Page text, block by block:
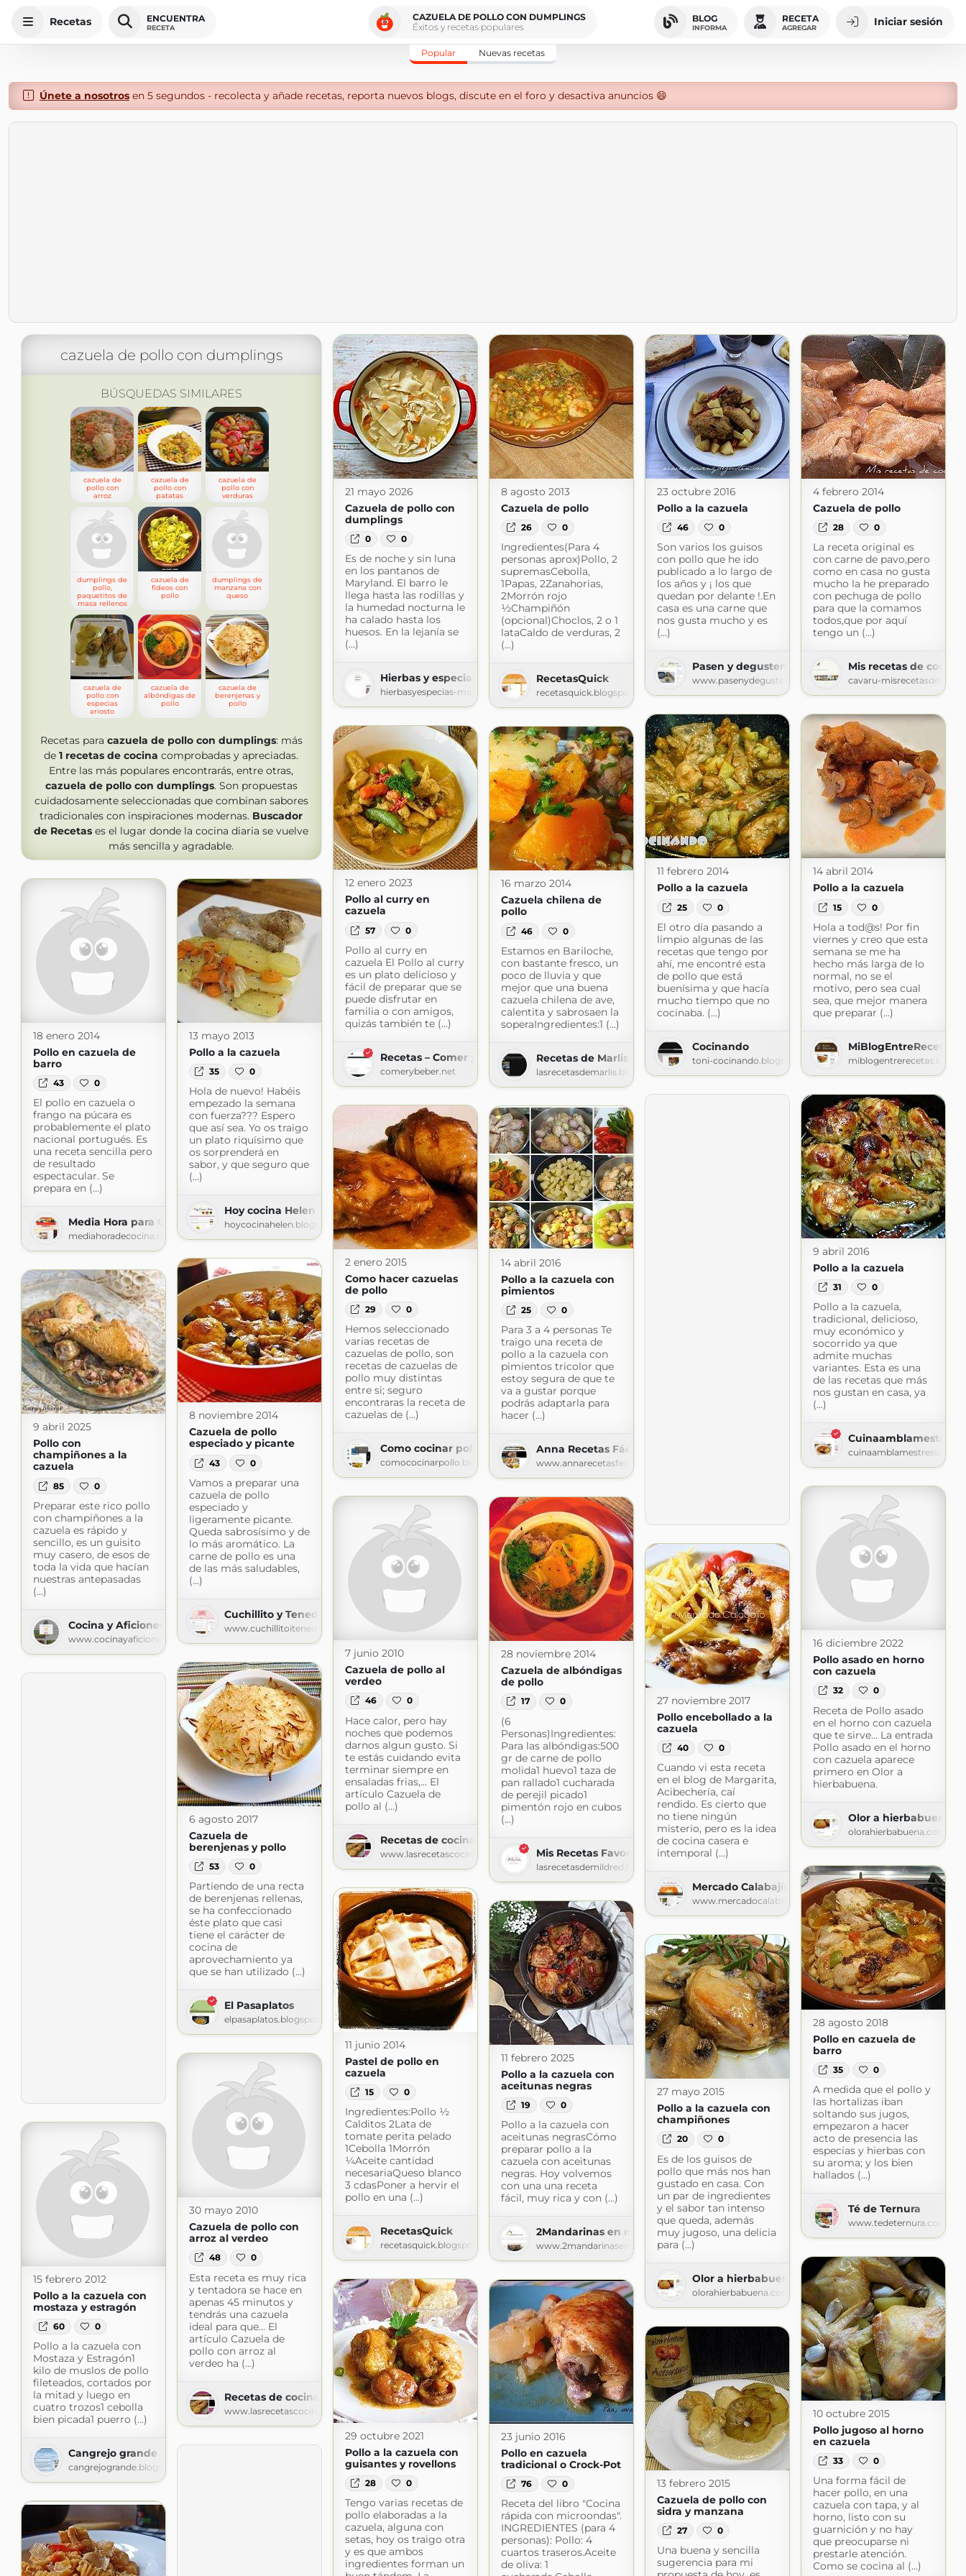
Recetas ENCUENTRA
RECETA
CAZUELA DE POLLO CON DUMPLINGS
Éxitos y recetas populares
BLOG
INFORMA
RECETA
AGREGAR Iniciar sesión
Popular Nuevas recetas
Únete a nosotrosen 5 segundos - recolecta y añade recetas, reporta nuevos blogs, discute en el foro y desactiva anuncios 😄
cazuela de pollo con dumplings
BÚSQUEDAS SIMILARES
cazuela de
pollo con
arroz
cazuela de
pollo con
patatas
cazuela de
pollo con
verduras
dumplings de
pollo,
paquetitos de
masa rellenos
cazuela de
fideos con
pollo
dumplings de
manzana con
queso
cazuela de
pollo con
especias
ariosto
cazuela de
albóndigas de
pollo
cazuela de
berenjenas y
pollo
Recetas para cazuela de pollo con dumplings: más
de 1 recetas de cocina comprobadas y apreciadas.
Entre las más populares encontrarás, entre otras,
cazuela de pollo con dumplings. Son propuestas
cuidadosamente seleccionadas que combinan sabores
tradicionales con inspiraciones modernas. Buscador
de Recetas es el lugar donde la cocina diaria se vuelve
más sencilla y agradable.
21 mayo 2026
Cazuela de pollo con
dumplings
0 0
Es de noche y sin luna
en los pantanos de
Maryland. El barro le
llega hasta las rodillas y
la humedad nocturna le
ha calado hasta los
huesos. En la lejanía se
(...)
Hierbas y especias
hierbasyespecias-mai.blogspot.com
8 agosto 2013
Cazuela de pollo
26 0
Ingredientes(Para 4
personas aprox)Pollo, 2
supremasCebolla,
1Papas, 2Zanahorias,
2Morrón rojo
½Champiñón
(opcional)Choclos, 2 o 1
lataCaldo de verduras, 2
(...)
RecetasQuick
recetasquick.blogspot.com
23 octubre 2016
Pollo a la cazuela
46 0
Son varios los guisos
con pollo que he ido
publicado a lo largo de
los años y ¡ los que
quedan por delante !.En
casa es una carne que
nos gusta mucho y es
(...)
Pasen y degusten
www.pasenydegusten.com
4 febrero 2014
Cazuela de pollo
28 0
La receta original es
con carne de pavo,pero
como en casa no gusta
mucho la he preparado
con pechuga de pollo
para que la comamos
todos,que por aquí
tengo un (...)
Mis recetas de cocina
cavaru-
11 febrero 2014
Pollo a la cazuela
25 0
El otro día pasando a
limpio algunas de las
recetas que tengo por
ahí, me encontré esta
de pollo que está
buenísima y que hacía
mucho tiempo que no
cocinaba. (...)
Cocinando
toni-cocinando.blogspot.com
14 abril 2014
Pollo a la cazuela
15 0
Hola a tod@s! Por fin
viernes y creo que esta
semana se me ha
hecho más larga de lo
normal, no se el
motivo, pero sea cual
sea, que mejor manera
que preparar (...)
MiBlogEntreRecetas
12 enero 2023
Pollo al curry en
cazuela
57 0
Pollo al curry en
cazuela El Pollo al curry
es un plato delicioso y
fácil de preparar que se
puede disfrutar en
familia o con amigos,
quizás también te (...)
Recetas – Comer y Beber
comerybeber.net
16 marzo 2014
Cazuela chilena de
pollo
46 0
Estamos en Bariloche,
con bastante fresco, un
poco de lluvia y que
mejor que una buena
cazuela chilena de ave,
calentita y sabrosaen la
soperaIngredientes:1 (...)
Recetas de Marlis
lasrecetasdemarlis.blogspot.com
18 enero 2014
Pollo en cazuela de
barro
43 0
El pollo en cazuela o
frango na púcara es
probablemente el plato
nacional portugués. Es
una receta sencilla pero
de resultado
espectacular. Se
prepara en (...)
Media Hora para Cocinar
mediahoradecocina.blogspot.com
13 mayo 2013
Pollo a la cazuela
35 0
Hola de nuevo! Habéis
empezado la semana
con fuerza??? Espero
que así sea. Yo os traigo
un plato riquísimo que
os sorprenderá en
sabor, y que seguro que
(...)
Hoy cocina Helen
hoycocinahelen.blogspot.com
9 abril 2016
Pollo a la cazuela
31 0
Pollo a la cazuela,
tradicional, delicioso,
muy económico y
socorrido ya que
admite muchas
variantes. Esta es una
de las recetas que más
nos gustan en casa, ya
(...)
Cuinaamblamestressa
2 enero 2015
Como hacer cazuelas
de pollo
29 0
Hemos seleccionado
varias recetas de
cazuelas de pollo, son
recetas de cazuelas de
pollo muy distintas
entre si; seguro
encontraras la receta de
cazuelas de (...)
Como cocinar pollo
comococinarpollo.blogspot.com
14 abril 2016
Pollo a la cazuela con
pimientos
25 0
Para 3 a 4 personas Te
traigo una receta de
pollo a la cazuela con
pimientos tricolor que
estoy segura de que te
va a gustar porque
podrás adaptarla para
hacer (...)
Anna Recetas Fáciles
www.annarecetasfaciles.com
8 noviembre 2014
Cazuela de pollo
especiado y picante
43 0
Vamos a preparar una
cazuela de pollo
especiado y
ligeramente picante.
Queda sabrosísimo y de
lo más aromático. La
carne de pollo es una
de las más saludables,
(...)
Cuchillito y Tenedor
www.cuchillitoitenedor.com
9 abril 2025
Pollo con
champiñones a la
cazuela
85 0
Preparar este rico pollo
con champiñones a la
cazuela es rápido y
sencillo, es un guisito
muy casero, de esos de
toda la vida que hacían
nuestras antepasadas
(...)
Cocina y Aficiones
www.cocinayaficiones.com
16 diciembre 2022
Pollo asado en horno
con cazuela
32 0
Receta de Pollo asado
en el horno con cazuela
que te sirve… La entrada
Pollo asado en el horno
con cazuela aparece
primero en Olor a
hierbabuena.
Olor a hierbabuena
olorahierbabuena.com
7 junio 2010
Cazuela de pollo al
verdeo
46 0
Hace calor, pero hay
noches que podemos
darnos algun gusto. Si
te estás cuidando evita
terminar siempre en
ensaladas frias,... El
artículo Cazuela de
pollo al (...)
Recetas de cocina
www.lasrecetascocina.com
28 noviembre 2014
Cazuela de albóndigas
de pollo
17 0
(6
Personas)Ingredientes:
Para las albóndigas:500
gr de carne de pollo
molida1 huevo1 taza de
pan rallado1 cucharada
de perejil picado1
pimentón rojo en cubos
(...)
Mis Recetas Favoritas
lasrecetasdemildred.blogspot.com
27 noviembre 2017
Pollo encebollado a la
cazuela
40 0
Cuando vi esta receta
en el blog de Margarita,
Acibechería, caí
rendido. Es cierto que
no tiene ningún
misterio, pero es la idea
de cocina casera e
intemporal (...)
Mercado Calabajío
www.mercadocalabajio.com
6 agosto 2017
Cazuela de
berenjenas y pollo
53 0
Partiendo de una recta
de berenjenas rellenas,
se ha confeccionado
éste plato que casi
tiene el carácter de
cocina de
aprovechamiento ya
que se han utilizado (...)
El Pasaplatos
elpasaplatos.blogspot.com
28 agosto 2018
Pollo en cazuela de
barro
35 0
A medida que el pollo y
las hortalizas iban
soltando sus jugos,
empezaron a hacer
acto de presencia las
especias y hierbas con
su aroma; y los bien
hallados (...)
Té de Ternura
www.tedeternura.com
11 junio 2014
Pastel de pollo en
cazuela
15 0
Ingredientes:Pollo ½
Calditos 2Lata de
tomate perita pelado
1Cebolla 1Morrón
¼Aceite cantidad
necesariaQueso blanco
3 cdasPoner a hervir el
pollo en una (...)
RecetasQuick
recetasquick.blogspot.com
11 febrero 2025
Pollo a la cazuela con
aceitunas negras
19 0
Pollo a la cazuela con
aceitunas negrasCómo
preparar pollo a la
cazuela con aceitunas
negras. Hoy volvemos
con una una receta
fácil, muy rica y con (...)
2Mandarinas en mi cocina
www.2mandarinasenmicocina.com
27 mayo 2015
Pollo a la cazuela con
champiñones
20 0
Es de los guisos de
pollo que más nos han
gustado en casa. Con
un par de ingredientes
y el sabor tan intenso
que queda, además
muy jugoso, una delicia
para (...)
Olor a hierbabuena
olorahierbabuena.com
30 mayo 2010
Cazuela de pollo con
arroz al verdeo
48 0
Esta receta es muy rica
y tentadora se hace en
apenas 45 minutos y
tendrás una cazuela
ideal para que... El
artículo Cazuela de
pollo con arroz al
verdeo ha (...)
Recetas de cocina
www.lasrecetascocina.com
15 febrero 2012
Pollo a la cazuela con
mostaza y estragón
60 0
Pollo a la cazuela con
Mostaza y Estragón1
kilo de muslos de pollo
fileteados, cortados por
la mitad y luego en
cuatro trozos1 cebolla
bien picada1 puerro (...)
Cangrejo grande
cangrejogrande.blogspot.com
10 octubre 2015
Pollo jugoso al horno
en cazuela
33 0
Una forma fácil de
hacer pollo, en una
cazuela con tapa, y al
horno, listo con su
guarnición y no hay
que preocuparse ni
prestarle atención.
Como se cocina al (...)
29 octubre 2021
Pollo a la cazuela con
guisantes y rovellons
28 0
Tengo varias recetas de
pollo elaboradas a la
cazuela, alguna con
setas, hoy os traigo otra
y es que ambos
ingredientes forman un
23 junio 2016
Pollo en cazuela
tradicional o Crock-Pot
76 0
Receta del libro "Cocina
rápida con microondas".
INGREDIENTES (para 4
personas): Pollo: 4
cuartos traseros.Aceite
de oliva: 1
13 febrero 2015
Cazuela de pollo con
sidra y manzana
27 0
Una buena y sencilla
sugerencia para mi